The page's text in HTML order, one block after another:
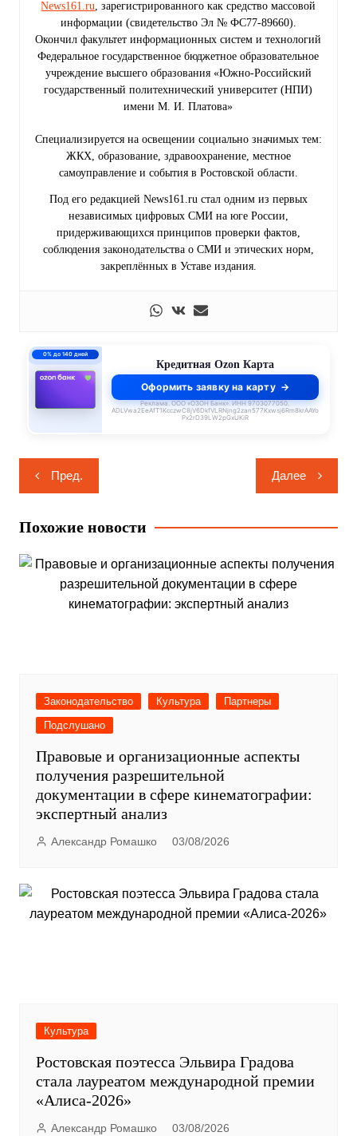
News161.ru, зарегистрированного как средство массовой
информации (свидетельство Эл № ФС77-89660).
Окончил факультет информационных систем и технологий
Федеральное государственное бюджетное образовательное
учреждение высшего образования «Южно-Российский
государственный политехнический университет (НПИ)
имени М. И. Платова»
Специализируется на освещении социально значимых тем:
ЖКХ, образование, здравоохранение, местное
самоуправление и события в Ростовской области.
Под его редакцией News161.ru стал одним из первых
независимых цифровых СМИ на юге России,
придерживающихся принципов проверки фактов,
соблюдения законодательства о СМИ и этических норм,
закреплённых в Уставе издания.
0% до 140 дней
Кредитная Ozon Карта
Оформить заявку на карту
Реклама. ООО «ОЗОН Банк». ИНН 9703077050.
ADLVwa2EeAfT1KcczwC8jV6DkfVLRNjng2zan577Kxwsj6Rm8krAAYo
Px2rD39LW2pGxUKiR
Навигация
по
записям
Пред. Далее
Похожие новости
Законодательство Культура
Партнеры
Подслушано
Правовые и организационные аспекты
получения разрешительной
документации в сфере кинематографии:
экспертный анализ
Александр Ромашко 03/08/2026
Культура
Ростовская поэтесса Эльвира Градова
стала лауреатом международной премии
«Алиса-2026»
Александр Ромашко 03/08/2026